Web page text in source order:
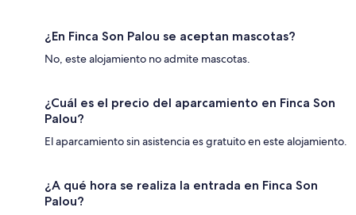
¿En Finca Son Palou se aceptan mascotas?
No, este alojamiento no admite mascotas.
¿Cuál es el precio del aparcamiento en Finca Son
Palou?
El aparcamiento sin asistencia es gratuito en este alojamiento.
¿A qué hora se realiza la entrada en Finca Son
Palou?